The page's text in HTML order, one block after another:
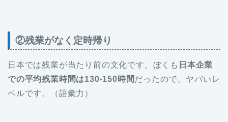
②残業がなく定時帰り
日本では残業が当たり前の文化です。ぼくも 日本企業
での平均残業時間は130-150時間だったので、ヤバいレ
ベルです。（語彙力）